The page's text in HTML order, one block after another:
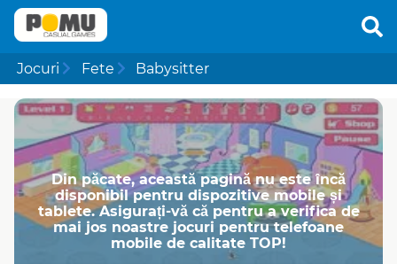
Jocuri Fete Babysitter
Din păcate, această pagină nu este încă
disponibil pentru dispozitive mobile și
tablete. Asigurați-vă că pentru a verifica de
mai jos noastre jocuri pentru telefoane
mobile de calitate TOP!